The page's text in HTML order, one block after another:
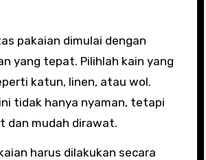
pakaian dimulai dengan
yang tepat. Pilihlah kain yang
katun, linen, atau wol.
tidak hanya nyaman, tetapi
dan mudah dirawat.
harus dilakukan secara